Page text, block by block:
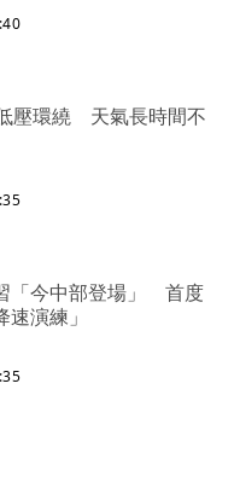
壓環繞 天氣長時間不
「今中部登場」 首度
演練」